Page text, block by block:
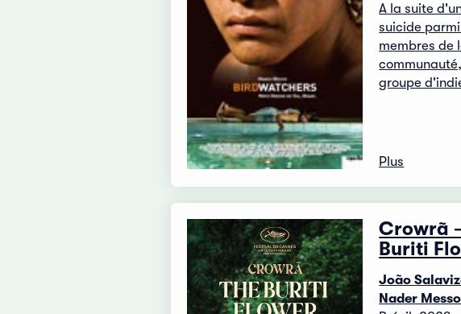
A la suite
suicide
membres de
groupe
Plus
Crowrã
Buriti
João
Nader